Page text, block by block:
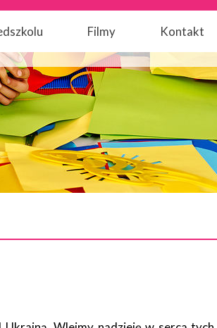
Filmy Kontakt